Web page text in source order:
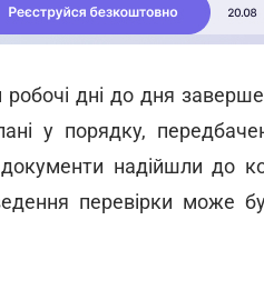
дні до дня
у порядку,
надійшли до
перевірки може